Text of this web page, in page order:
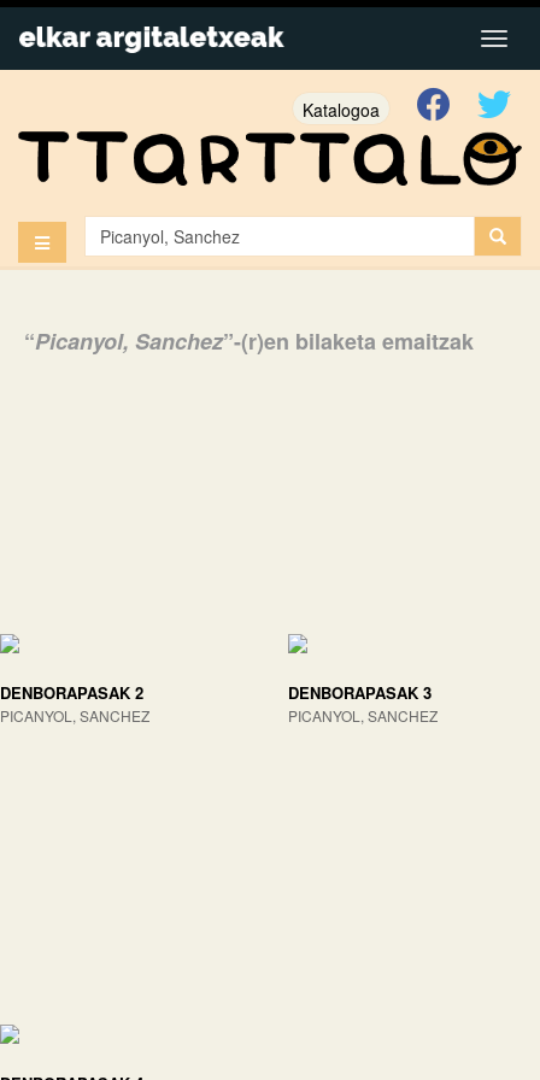
Katalogoa
“Picanyol, Sanchez”-(r)en bilaketa emaitzak
DENBORAPASAK 2
PICANYOL, SANCHEZ
DENBORAPASAK 3
PICANYOL, SANCHEZ